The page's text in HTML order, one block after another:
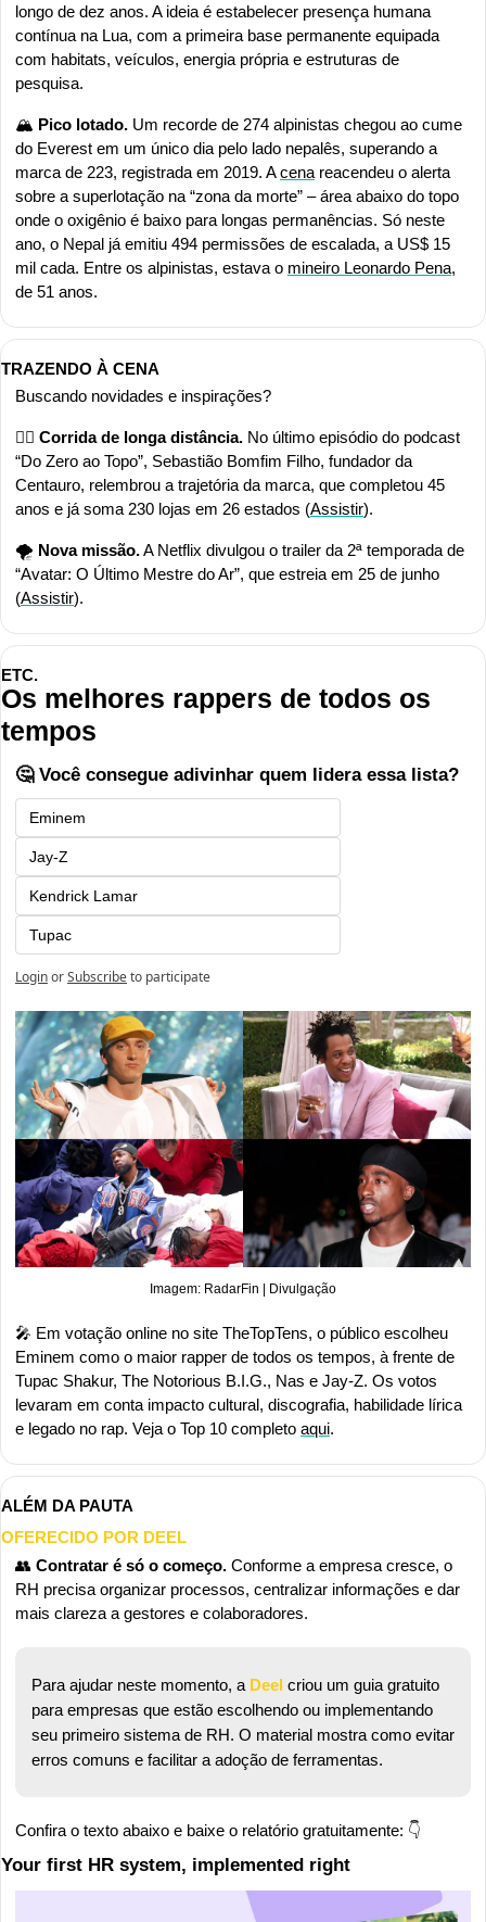
longo de dez anos. A ideia é estabelecer presença humana
contínua na Lua, com a primeira base permanente equipada
com habitats, veículos, energia própria e estruturas de
pesquisa.
🏔️ Pico lotado. Um recorde de 274 alpinistas chegou ao cume
do Everest em um único dia pelo lado nepalês, superando a
marca de 223, registrada em 2019. A cena reacendeu o alerta
sobre a superlotação na “zona da morte” – área abaixo do topo
onde o oxigênio é baixo para longas permanências. Só neste
ano, o Nepal já emitiu 494 permissões de escalada, a US$ 15
mil cada. Entre os alpinistas, estava o mineiro Leonardo Pena,
de 51 anos.
TRAZENDO À CENA
Buscando novidades e inspirações?
🏃‍♂️ Corrida de longa distância. No último episódio do podcast
“Do Zero ao Topo”, Sebastião Bomfim Filho, fundador da
Centauro, relembrou a trajetória da marca, que completou 45
anos e já soma 230 lojas em 26 estados (Assistir).
🌪️ Nova missão. A Netflix divulgou o trailer da 2ª temporada de
“Avatar: O Último Mestre do Ar”, que estreia em 25 de junho
(Assistir).
ETC.
Os melhores rappers de todos os
tempos
🤔 Você consegue adivinhar quem lidera essa lista?
Eminem
Jay-Z
Kendrick Lamar
Tupac
LoginorSubscribeto participate
Imagem: RadarFin | Divulgação
🎤 Em votação online no site TheTopTens, o público escolheu
Eminem como o maior rapper de todos os tempos, à frente de
Tupac Shakur, The Notorious B.I.G., Nas e Jay-Z. Os votos
levaram em conta impacto cultural, discografia, habilidade lírica
e legado no rap. Veja o Top 10 completo aqui.
ALÉM DA PAUTA
OFERECIDO POR DEEL
👥 Contratar é só o começo. Conforme a empresa cresce, o
RH precisa organizar processos, centralizar informações e dar
mais clareza a gestores e colaboradores.
Para ajudar neste momento, a Deel criou um guia gratuito
para empresas que estão escolhendo ou implementando
seu primeiro sistema de RH. O material mostra como evitar
erros comuns e facilitar a adoção de ferramentas.
Confira o texto abaixo e baixe o relatório gratuitamente: 👇
Your first HR system, implemented right